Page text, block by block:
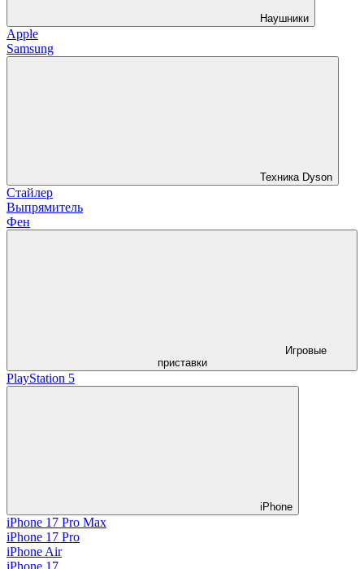
Наушники
Apple
Samsung
Техника Dyson
Стайлер
Выпрямитель
Фен
Игровые
приставки
PlayStation 5
iPhone
iPhone 17 Pro Max
iPhone 17 Pro
iPhone Air
iPhone 17